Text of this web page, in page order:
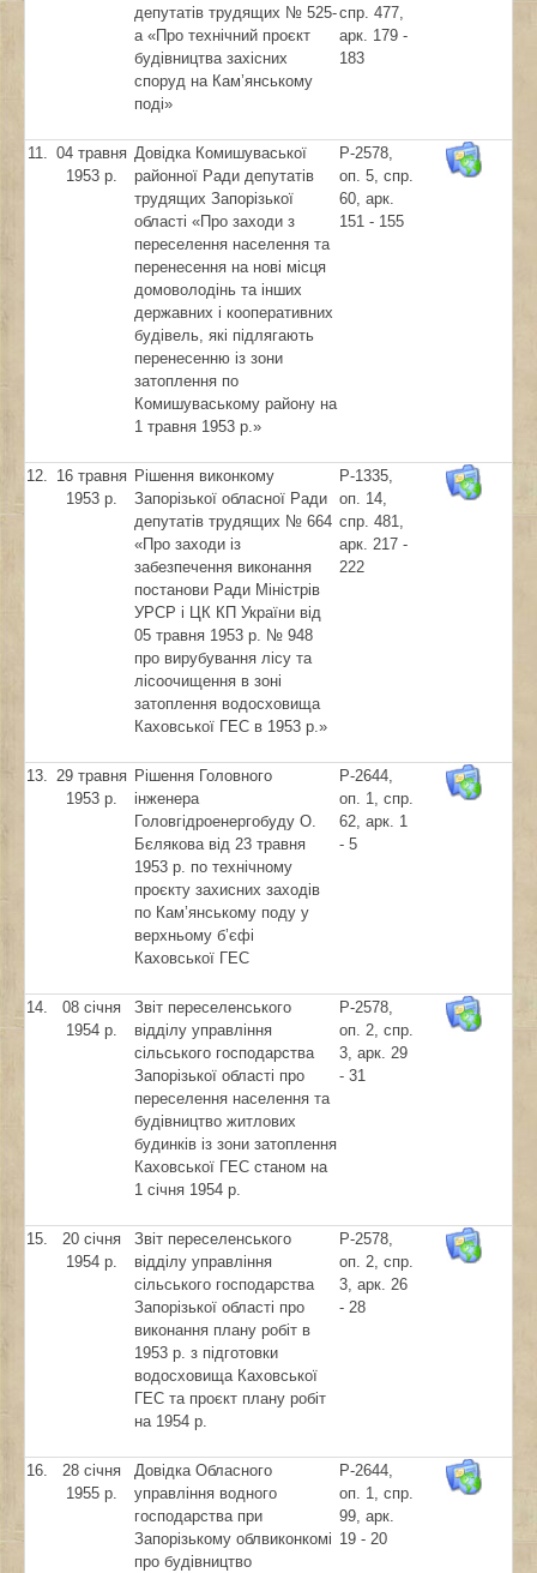
депутатів трудящих № 525-
а «Про технічний проєкт
будівництва захісних
споруд на Кам’янському
поді»
спр. 477,
арк. 179 -
183
11.
04 травня
1953 р.
Довідка Комишуваської
районної Ради депутатів
трудящих Запорізької
області «Про заходи з
переселення населення та
перенесення на нові місця
домоволодінь та інших
державних і кооперативних
будівель, які підлягають
перенесенню із зони
затоплення по
Комишуваському району на
1 травня 1953 р.»
Р-2578,
оп. 5, спр.
60, арк.
151 - 155
12.
16 травня
1953 р.
Рішення виконкому
Запорізької обласної Ради
депутатів трудящих № 664
«Про заходи із
забезпечення виконання
постанови Ради Міністрів
УРСР і ЦК КП України від
05 травня 1953 р. № 948
про вирубування лісу та
лісоочищення в зоні
затоплення водосховища
Каховської ГЕС в 1953 р.»
Р-1335,
оп. 14,
спр. 481,
арк. 217 -
222
13.
29 травня
1953 р.
Рішення Головного
інженера
Головгідроенергобуду О.
Бєлякова від 23 травня
1953 р. по технічному
проєкту захисних заходів
по Кам’янському поду у
верхньому б’єфі
Каховської ГЕС
Р-2644,
оп. 1, спр.
62, арк. 1
- 5
14.
08 січня
1954 р.
Звіт переселенського
відділу управління
сільського господарства
Запорізької області про
переселення населення та
будівництво житлових
будинків із зони затоплення
Каховської ГЕС станом на
1 січня 1954 р.
Р-2578,
оп. 2, спр.
3, арк. 29
- 31
15.
20 січня
1954 р.
Звіт переселенського
відділу управління
сільського господарства
Запорізької області про
виконання плану робіт в
1953 р. з підготовки
водосховища Каховської
ГЕС та проєкт плану робіт
на 1954 р.
Р-2578,
оп. 2, спр.
3, арк. 26
- 28
16.
28 січня
1955 р.
Довідка Обласного
управління водного
господарства при
Запорізькому облвиконкомі
про будівництво
Р-2644,
оп. 1, спр.
99, арк.
19 - 20